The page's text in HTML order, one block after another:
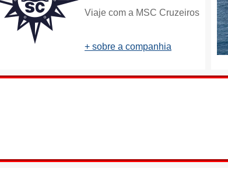
Viaje com a MSC Cruzeiros
+ sobre a companhia